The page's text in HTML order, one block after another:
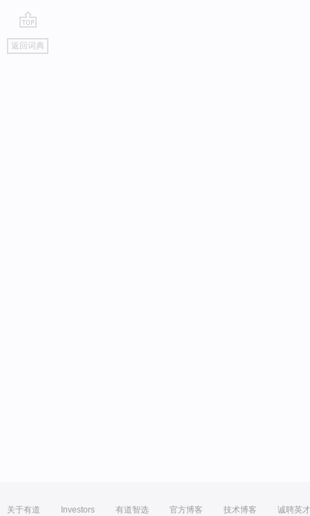
go
top
返回词典
关于有道 Investors 有道智选 官方博客 技术博客 诚聘英才